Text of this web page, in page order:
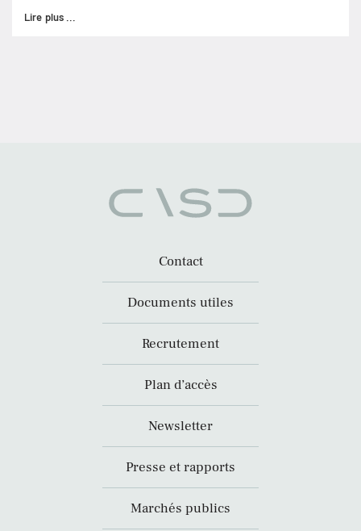
Lire plus ...
Contact
Documents utiles
Recrutement
Plan d’accès
Newsletter
Presse et rapports
Marchés publics